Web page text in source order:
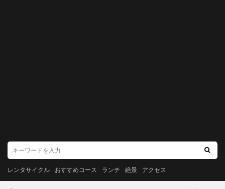
レンタサイクル おすすめコース ランチ 絶景 アクセス